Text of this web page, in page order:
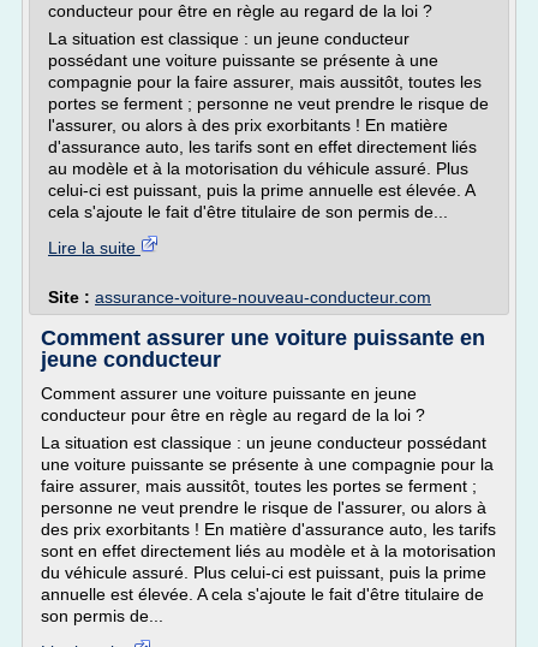
conducteur pour être en règle au regard de la loi ?
La situation est classique : un jeune conducteur
possédant une voiture puissante se présente à une
compagnie pour la faire assurer, mais aussitôt, toutes les
portes se ferment ; personne ne veut prendre le risque de
l'assurer, ou alors à des prix exorbitants ! En matière
d'assurance auto, les tarifs sont en effet directement liés
au modèle et à la motorisation du véhicule assuré. Plus
celui-ci est puissant, puis la prime annuelle est élevée. A
cela s'ajoute le fait d'être titulaire de son permis de...
Lire la suite
Site : assurance-voiture-nouveau-conducteur.com
Comment assurer une voiture puissante en
jeune conducteur
Comment assurer une voiture puissante en jeune
conducteur pour être en règle au regard de la loi ?
La situation est classique : un jeune conducteur possédant
une voiture puissante se présente à une compagnie pour la
faire assurer, mais aussitôt, toutes les portes se ferment ;
personne ne veut prendre le risque de l'assurer, ou alors à
des prix exorbitants ! En matière d'assurance auto, les tarifs
sont en effet directement liés au modèle et à la motorisation
du véhicule assuré. Plus celui-ci est puissant, puis la prime
annuelle est élevée. A cela s'ajoute le fait d'être titulaire de
son permis de...